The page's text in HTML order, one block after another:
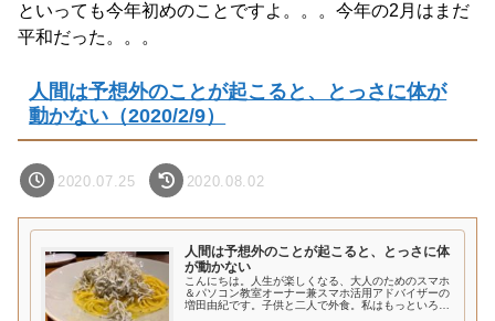
といっても今年初めのことですよ。。。今年の2月はまだ
平和だった。。。
人間は予想外のことが起こると、とっさに体が
動かない（2020/2/9）
2020.07.25 2020.08.02
人間は予想外のことが起こると、とっさに体
が動かない
こんにちは。人生が楽しくなる、大人のためのスマホ
＆パソコン教室オーナー兼スマホ活用アドバイザーの
増田由紀です。子供と二人で外食。私はもっといろい